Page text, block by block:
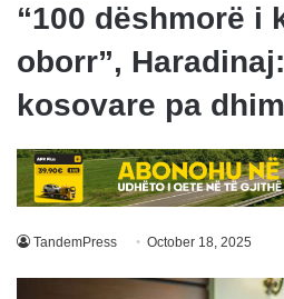
“100 dëshmorë i
oborr”,
kosovare pa
TandemPress October 18, 2025